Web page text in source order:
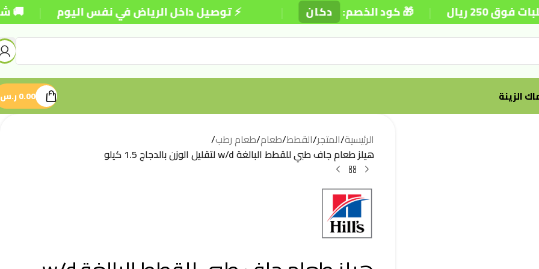
⚡ توصيل داخل الرياض في نفس اليوم | 🚚 شحن | 🎁 كود الخصم: دكان |
الزينة 0.00ر.س
الرئيسية/المتجر/القطط/طعام/طعام رطب/
هيلز طعام جاف طبي للقطط البالغة w/d لتقليل الوزن بالدجاج 1.5 كيلو